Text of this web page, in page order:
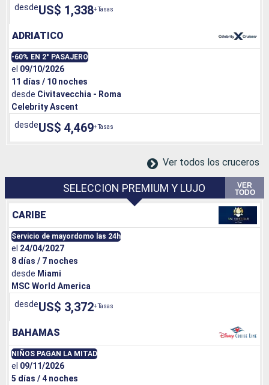
desdeUS$ 1,338+ Tasas
ADRIATICO
Celebrity Ascent
desde Civitavecchia - Roma
11 días / 10 noches
el 09/10/2026
-60% EN 2° PASAJERO
desdeUS$ 4,469+ Tasas
Ver todos los cruceros
SELECCION PREMIUM Y LUJO
VER
TODO
CARIBE
MSC World America
desde Miami
8 días / 7 noches
el 24/04/2027
Servicio de mayordomo las 24h
desdeUS$ 3,372+ Tasas
BAHAMAS
5 días / 4 noches
el 09/11/2026
NIÑOS PAGAN LA MITAD